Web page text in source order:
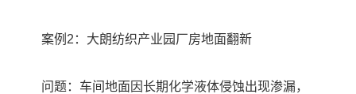
案例2：大朗纺织产业园厂房地面翻新
问题：车间地面因长期化学液体侵蚀出现渗漏，